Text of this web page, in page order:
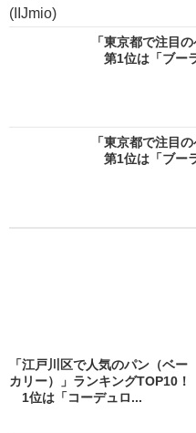
(IIJmio)
「東京都で注目
第1位は「ブー
「東京都で注目
第1位は「ブー
「江戸川区で人気のパン（ベー
カリー）」ランキングTOP10！
1位は「コーデュロ...